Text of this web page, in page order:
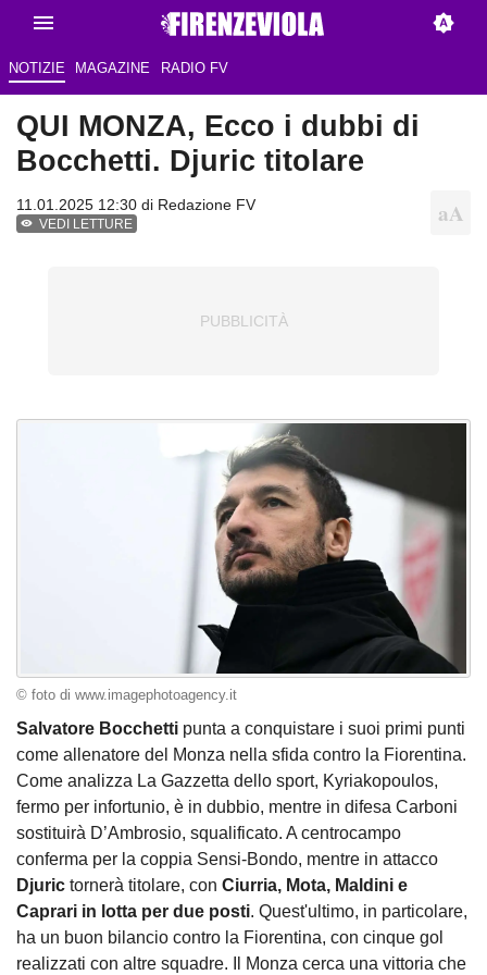
NOTIZIE MAGAZINE RADIO FV
QUI MONZA, Ecco i dubbi di
Bocchetti. Djuric titolare
11.01.2025 12:30 di Redazione FV
VEDI LETTURE
© foto di www.imagephotoagency.it
Salvatore Bocchetti punta a conquistare i suoi primi punti
come allenatore del Monza nella sfida contro la Fiorentina.
Come analizza La Gazzetta dello sport, Kyriakopoulos,
fermo per infortunio, è in dubbio, mentre in difesa Carboni
sostituirà D’Ambrosio, squalificato. A centrocampo
conferma per la coppia Sensi-Bondo, mentre in attacco
Djuric tornerà titolare, con Ciurria, Mota, Maldini e
Caprari in lotta per due posti. Quest'ultimo, in particolare,
ha un buon bilancio contro la Fiorentina, con cinque gol
realizzati con altre squadre. Il Monza cerca una vittoria che